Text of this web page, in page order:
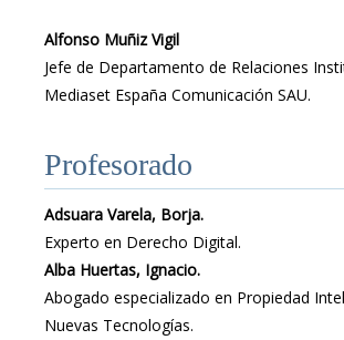
Alfonso Muñiz Vigil
Jefe de Departamento de Relaciones
Mediaset España Comunicación SAU.
Profesorado
Adsuara Varela, Borja.
Experto en Derecho Digital.
Alba Huertas, Ignacio.
Abogado especializado en Propiedad
Nuevas Tecnologías.